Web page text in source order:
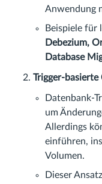
Anwendung
Beispiele für
Debezium,
Database
Trigger-basierte
Datenbank-
um
Allerdings
einführen,
Volumen.
Dieser